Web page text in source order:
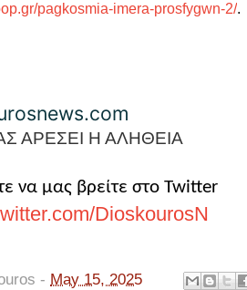
pagkosmia-imera-prosfygwn-2/.
ΑΡΕΣΕΙ Η ΑΛΗΘΕΙΑ
να μας βρείτε στο Twitter
DioskourosN
- May 15, 2025